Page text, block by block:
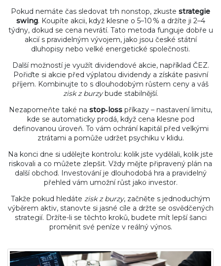
Pokud nemáte čas sledovat trh nonstop, zkuste strategie
swing. Koupíte akcii, když klesne o 5–10 % a držíte ji 2–4
týdny, dokud se cena nevrátí. Tato metoda funguje dobře u
akcií s pravidelným vývojem, jako jsou české státní
dluhopisy nebo velké energetické společnosti.
Další možností je využít dividendové akcie, například ČEZ.
Pořiďte si akcie před výplatou dividendy a získáte pasivní
příjem. Kombinujte to s dlouhodobým růstem ceny a váš
zisk z burzybude stabilnější.
Nezapomeňte také na stop‑loss příkazy – nastavení limitu,
kde se automaticky prodá, když cena klesne pod
definovanou úroveň. To vám ochrání kapitál před velkými
ztrátami a pomůže udržet psychiku v klidu.
Na konci dne si udělejte kontrolu: kolik jste vydělali, kolik jste
riskovali a co můžete zlepšit. Vždy mějte připravený plán na
další obchod. Investování je dlouhodobá hra a pravidelný
přehled vám umožní růst jako investor.
Takže pokud hledáte zisk z burzy, začněte s jednoduchým
výběrem aktiv, stanovte si jasné cíle a držte se osvědčených
strategií. Držíte-li se těchto kroků, budete mít lepší šanci
proměnit své peníze v reálný výnos.